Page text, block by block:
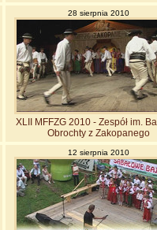
28 sierpnia 2010
XLII MFFZG 2010 - Zespół im.
Obrochty z Zakopanego
12 sierpnia 2010